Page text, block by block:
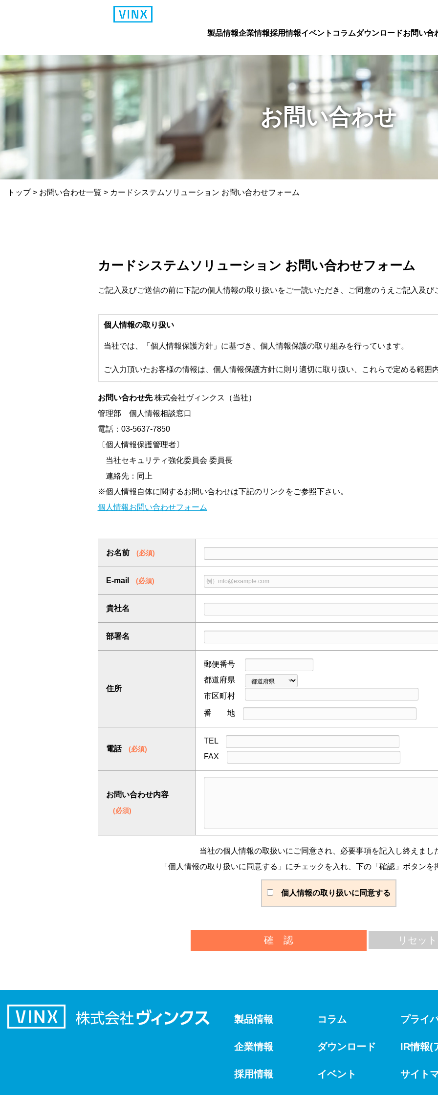
製品情報企業情報採用情報イベント コラムダウンロードお問い合
お問い合わせ
トップ> お問い合わせ一覧 > カードシステムソリューション お問い合わせフォーム
カードシステムソリューション お問い合わせフォーム
ご記入及びご送信の前に下記の個人情報の取り扱いをご一読いただき、ご同意のうえご記入及び
個人情報の取り扱い
当社では、「個人情報保護方針」に基づき、個人情報保護の取り組みを行っています。
ご入力頂いたお客様の情報は、個人情報保護方針に則り適切に取り扱い、これらで定める範囲
の ために利用させていただいております。
1. 事業者名
株式会社ヴィンクス
2. 個人情報保護管理者
当社セキュリティ強化委員会 委員長
連絡先：03-5637-7850
3. 利用目的
お客様からお預かりする個人情報（お客様の氏名、フリガナ、企業・団体名、部署名、役
(2)当社が主催、共催、及び協賛するセミナー、展示会、商品説明会のご案内、アンケー
(3)会社法その他の関係法令に基づく株主様への対応並びに当社の義務の履行(IRのお問合
4. 第三者提供の有無
当社は、法令等に基づき許容される場合を除き、ご本人の同意なく個人情報を第三者に
5. 委託の有無
る契約を取り交わしたうえで、その取り扱いの委託を行うことがあります。なお、委託
6. 開示対象個人情報の開示等及び問合わせ窓口について
当社は、ご本人から個人情報に関する開示（第三者提供記録の開示を含む）、訂正、追加
止または第三者への提供の停止等の要請をいただいた場合、所定の窓口にて速やかに対応
7. 情報提供の任意性及び情報を与えなかった場合に本人に生じる結果
個人情報のご提供は、任意です。ただし、情報を提供いただけない場合、情報の項目によ
ブサイトにおけるサービスについて提供いたしかねる場合がありますのであらかじめご了
お問い合わせ先株式会社ヴィンクス（当社）
管理部 個人情報相談窓口
電話：03-5637-7850
〔個人情報保護管理者〕
当社セキュリティ強化委員会 委員長
連絡先：同上
※個人情報自体に関するお問い合わせは下記のリンクをご参照下さい。
個人情報お問い合わせフォーム
お名前 (必須)
E-mail (必須)
貴社名
部署名
住所
郵便番号
都道府県
市区町村
番 地
電話 (必須)
TEL
FAX
お問い合わせ内容
(必須)
当社の個人情報の取扱いにご同意され、必要事項を記入し終えまし
「個人情報の取り扱いに同意する」にチェックを入れ、下の「確認」ボタンを
個人情報の取り扱いに同意する
製品情報
企業情報
採用情報
コラム
ダウンロード
イベント
プライ
IR情報(
サイト